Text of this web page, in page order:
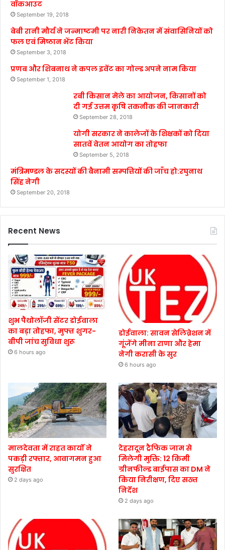
वॉकआउट
September 19, 2018
बेबी रानी मौर्य ने जन्माष्टमी पर नारी निकेतन में संवासिनियों को
फल एवं मिष्ठान भेंट किया
September 3, 2018
प्रणब और शिबनाथ ने कपल इवेंट का गोल्ड अपने नाम किया
September 1, 2018
रबी किसान मेले का आयोजन, किसानों को
दी गई उत्तम कृषि तकनीक की जानकारी
September 28, 2018
योगी सरकार ने कालेजों के शिक्षकों को दिया
सातवें वेतन आयोग का तोहफा
September 5, 2018
मंत्रिमण्डल के सदस्यों की बैनामी सम्पत्तियों की जाँच हो:रघुनाथ
सिंह नेगी
September 20, 2018
Recent News
शुभ पैथोलॉजी सेंटर डोईवाला
का बड़ा तोहफा, मुफ्त शुगर-
बीपी जांच सुविधा शुरू
6 hours ago
डोईवाला: सावन सेलिब्रेशन में
गूंजेंगे मीना राणा और हेमा
नेगी करासी के सुर
6 hours ago
मालदेवता में राहत कार्यों ने
पकड़ी रफ्तार, आवागमन हुआ
सुरक्षित
2 days ago
देहरादून ट्रैफिक जाम से
मिलेगी मुक्ति: 12 किमी
ग्रीनफील्ड बाईपास का DM ने
किया निरीक्षण, दिए सख्त
निर्देश
2 days ago